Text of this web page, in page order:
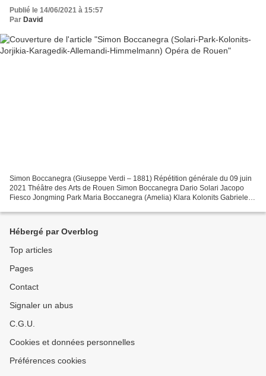
Publié le 14/06/2021 à 15:57
Par David
Simon Boccanegra (Giuseppe Verdi – 1881) Répétition générale du 09 juin
2021 Théâtre des Arts de Rouen Simon Boccanegra Dario Solari Jacopo
Fiesco Jongming Park Maria Boccanegra (Amelia) Klara Kolonits Gabriele
Hébergé par Overblog
Top articles
Pages
Contact
Signaler un abus
C.G.U.
Cookies et données personnelles
Préférences cookies